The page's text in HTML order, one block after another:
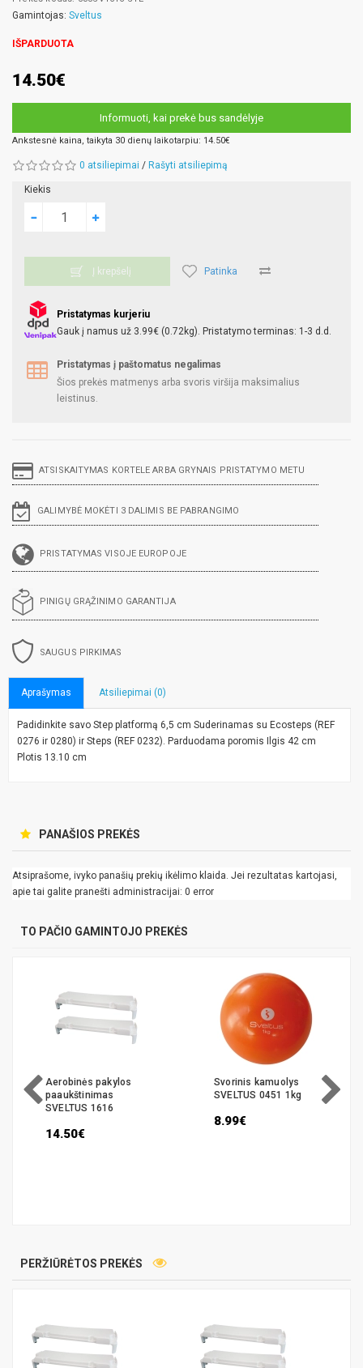
Gamintojas: Sveltus
IŠPARDUOTA
14.50€
Informuoti, kai prekė bus sandėlyje
Ankstesnė kaina, taikyta 30 dienų laikotarpiu: 14.50€
0 atsiliepimai / Rašyti atsiliepimą
Kiekis
Į krepšelį Patinka
Pristatymas kurjeriu
Gauk į namus už 3.99€ (0.72kg). Pristatymo terminas: 1-3 d.d.
Pristatymas į paštomatus negalimas
Šios prekės matmenys arba svoris viršija maksimalius
leistinus.
ATSISKAITYMAS KORTELE ARBA GRYNAIS PRISTATYMO METU
GALIMYBĖ MOKĖTI 3 DALIMIS BE PABRANGIMO
PRISTATYMAS VISOJE EUROPOJE
PINIGŲ GRĄŽINIMO GARANTIJA
SAUGUS PIRKIMAS
Aprašymas Atsiliepimai (0)
Padidinkite savo Step platformą 6,5 cm Suderinamas su Ecosteps (REF
0276 ir 0280) ir Steps (REF 0232). Parduodama poromis Ilgis 42 cm
Plotis 13.10 cm
PANAŠIOS PREKĖS
Atsiprašome, ivyko panašių prekių ikėlimo klaida. Jei rezultatas kartojasi,
apie tai galite pranešti administracijai: 0 error
TO PAČIO GAMINTOJO PREKĖS
Aerobinės pakylos
paaukštinimas
SVELTUS 1616
14.50€
Svorinis kamuolys
SVELTUS 0451 1kg
8.99€
PERŽIŪRĖTOS PREKĖS